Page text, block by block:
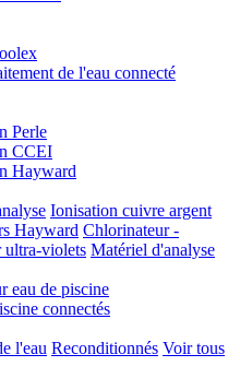
de l'eau connecté
Perle
CCEI
Hayward
Ionisation cuivre argent
Hayward Chlorinateur -
ultra-violets Matériel d'analyse
eau de piscine
connectés
l'eau Reconditionnés Voir tous